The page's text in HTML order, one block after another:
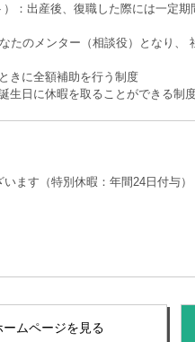
：出産後、復職した際には一定
たのメンター（相談役）となり
きに全額補助を行う制度
生日に休暇を取ることができる制
ます（特別休暇：年間24日付与）
ムページを見る